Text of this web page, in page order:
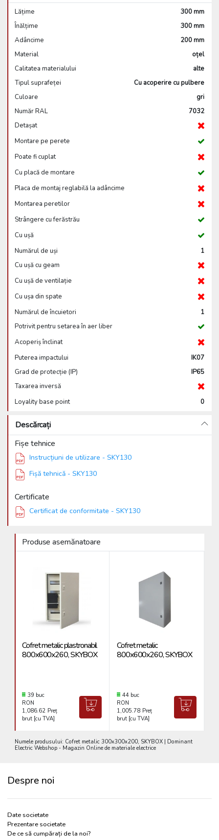
Lățime
300 mm
Înălțime
300 mm
Adâncime
200 mm
Material
oțel
Calitatea materialului
alte
Tipul suprafeței
Cu acoperire cu pulbere
Culoare
gri
Număr RAL
7032
Detașat
Montare pe perete
Poate fi cuplat
Cu placă de montare
Placa de montaj reglabilă la adâncime
Montarea peretilor
Strângere cu ferăstrău
Cu ușă
Numărul de uși
1
Cu ușă cu geam
Cu ușă de ventilație
Cu ușa din spate
Numărul de încuietori
1
Potrivit pentru setarea în aer liber
Acoperiș înclinat
Puterea impactului
IK07
Grad de protecție (IP)
IP65
Taxarea inversă
Loyality base point
0
Descărcați
Fișe tehnice
Instrucțiuni de utilizare - SKY130
Fișă tehnică - SKY130
Certificate
Certificat de conformitate - SKY130
Produse asemănatoare
Cofret metalic plastronabil
800x600x260, SKYBOX
39 buc
RON
1,086.62 Preț
brut [cu TVA]
Cofret metalic
800x600x260, SKYBOX
44 buc
RON
1,005.78 Preț
brut [cu TVA]
Numele produsului: Cofret metalic 300x300x200, SKYBOX | Dominant
Electric Webshop - Magazin Online de materiale electrice
Despre noi
Date societate
Prezentare societate
De ce să cumpărați de la noi?